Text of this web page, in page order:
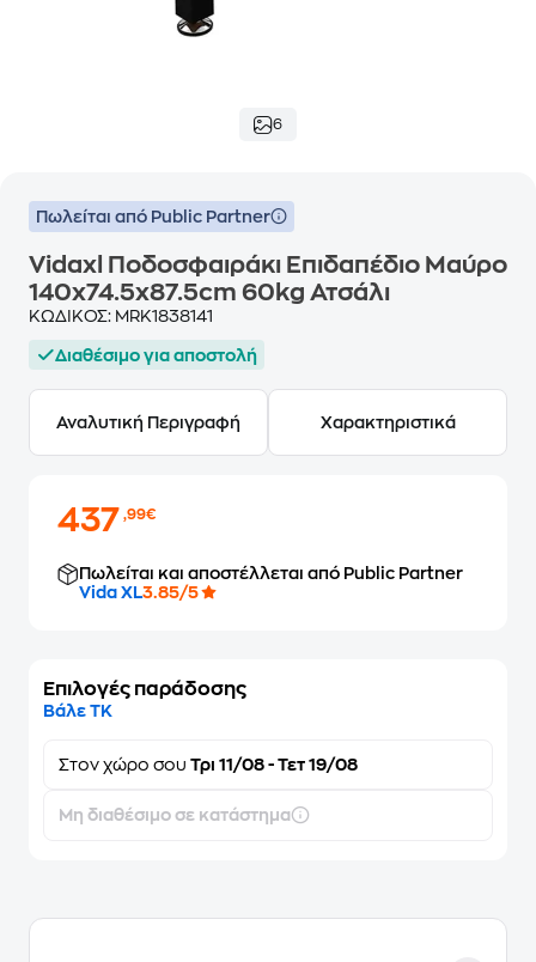
6
Πωλείται από Public Partner
Vidaxl Ποδοσφαιράκι Επιδαπέδιο Μαύρο
140x74.5x87.5cm 60kg Ατσάλι
ΚΩΔΙΚΟΣ: MRK1838141
Διαθέσιμο για αποστολή
Αναλυτική Περιγραφή Χαρακτηριστικά
437,99€
Πωλείται και αποστέλλεται από Public Partner
Vida XL3.85/5
Επιλογές παράδοσης
Βάλε ΤΚ
Στον χώρο σου Τρι 11/08 - Τετ 19/08
Μη διαθέσιμο σε κατάστημα